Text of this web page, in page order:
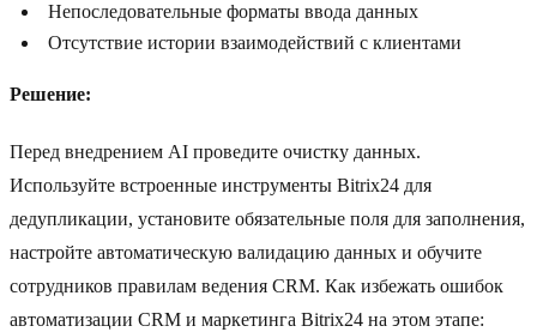
Непоследовательные форматы ввода данных
Отсутствие истории взаимодействий с клиентами
Решение:
Перед внедрением AI проведите очистку данных.
Используйте встроенные инструменты Bitrix24 для
дедупликации, установите обязательные поля для заполнения,
настройте автоматическую валидацию данных и обучите
сотрудников правилам ведения CRM. Как избежать ошибок
автоматизации CRM и маркетинга Bitrix24 на этом этапе: